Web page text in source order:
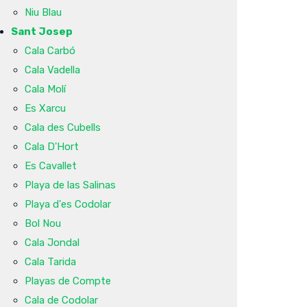
Niu Blau
Sant Josep
Cala Carbó
Cala Vadella
Cala Molí
Es Xarcu
Cala des Cubells
Cala D'Hort
Es Cavallet
Playa de las Salinas
Playa d'es Codolar
Bol Nou
Cala Jondal
Cala Tarida
Playas de Compte
Cala de Codolar